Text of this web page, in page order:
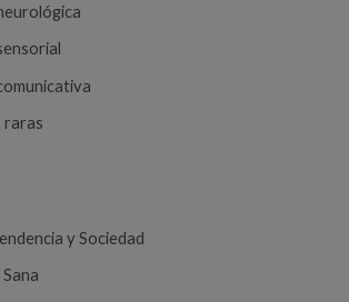
raras
y Sociedad